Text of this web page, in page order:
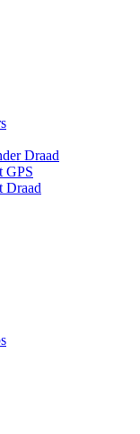
Draad
GPS
Draad